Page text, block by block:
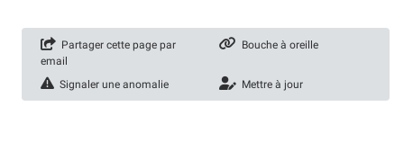
Partager cette page par
email
Bouche à oreille
Signaler une anomalie Mettre à jour